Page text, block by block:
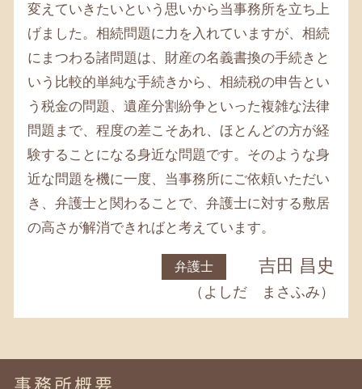
変えていきたいという思いから当事務所を立ち上
げました。相続問題に力を入れていますが、相続
にまつわる諸問題は、財産の名義書換の手続きと
いう比較的単純な手続きから、相続税の申告とい
う税金の問題、遺産分割紛争といった複雑な法律
問題まで、程度の差こそあれ、ほとんどの方が経
験することになる身近な問題です。そのような身
近な問題を機に一度、当事務所にご依頼いただい
き、弁護士と関わることで、弁護士に対する敷居
の高さが解消できればと考えています。
弁護士 吉田 昌史
（よしだ まさふみ）